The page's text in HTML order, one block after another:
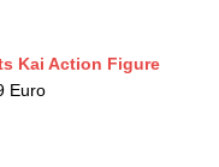
Kai Action Figure
Euro